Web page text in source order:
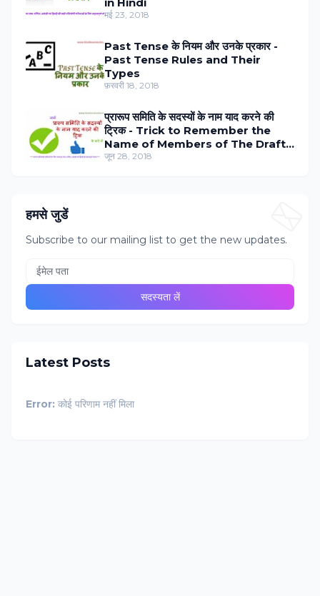
मई 23, 2018
Past Tense के नियम और उनके प्रकार -
Past Tense Rules and Their
Types
फ़रवरी 18, 2018
प्रारूप समिति के सदस्‍यों के नाम याद करने की
ट्रिक - Trick to Remember the
Name of Members of The Draft
Committee in Hindi
जून 28, 2018
हमसे जुडें
Subscribe to our mailing list to get the new updates.
Latest Posts
Error: कोई परिणाम नहीं मिला